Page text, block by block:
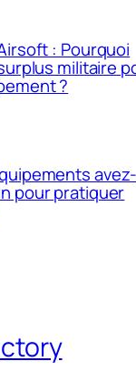
: Pourquoi
militaire
?
avez-
pour pratiquer